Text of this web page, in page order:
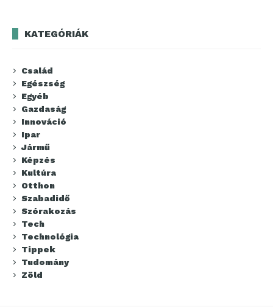
KATEGÓRIÁK
Család
Egészség
Egyéb
Gazdaság
Innováció
Ipar
Jármű
Képzés
Kultúra
Otthon
Szabadidő
Szórakozás
Tech
Technológia
Tippek
Tudomány
Zöld